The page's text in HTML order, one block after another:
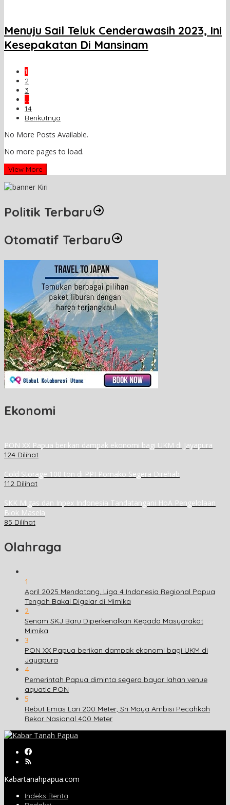
Menuju Sail Teluk Cenderawasih 2023, Ini
Kesepakatan Di Mansinam
1
2
3
…
14
Berikutnya
No More Posts Available.
No more pages to load.
View More
Politik Terbaru
Otomatif Terbaru
Ekonomi
PON XX Papua berikan dampak ekonomi bagi UKM di Jayapura
124 Dilihat
Cold Storage 100 ton di PPI Pomako Segera Direhab
112 Dilihat
SKK Migas dan Inpex Indonesia Tandatangani HoA Pengelolaan
Blok Masela
85 Dilihat
Olahraga
1
April 2025 Mendatang, Liga 4 Indonesia Regional Papua
Tengah Bakal Digelar di Mimika
2
Senam SKJ Baru Diperkenalkan Kepada Masyarakat
Mimika
3
PON XX Papua berikan dampak ekonomi bagi UKM di
Jayapura
4
Pemerintah Papua diminta segera bayar lahan venue
aquatic PON
5
Rebut Emas Lari 200 Meter, Sri Maya Ambisi Pecahkah
Rekor Nasional 400 Meter
Kabartanahpapua.com
Indeks Berita